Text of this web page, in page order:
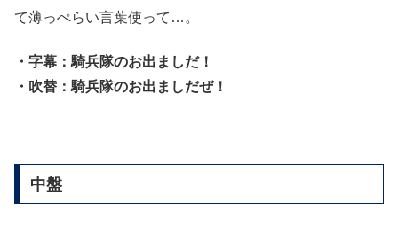
て薄っぺらい言葉使って…。
・字幕：騎兵隊のお出ましだ！
・吹替：騎兵隊のお出ましだぜ！
中盤